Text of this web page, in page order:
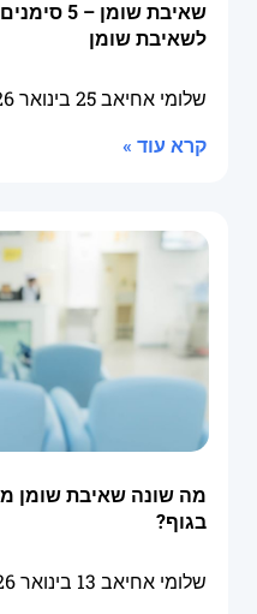
שאיבת
לשאיבת שומן
שלומי אחיאב25 בינואר 2026
קרא עוד »
מה שונה שאיבת שומן
בגוף?
שלומי אחיאב 13 בינואר 2026